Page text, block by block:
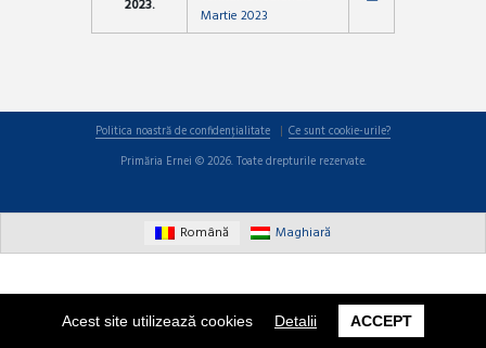
Acest site utilizează cookies Detalii ACCEPT
2023.
Martie 2023
Politica noastră de confidențialitate
Ce sunt cookie-urile?
Primăria Ernei © 2026. Toate drepturile rezervate.
Română Maghiară